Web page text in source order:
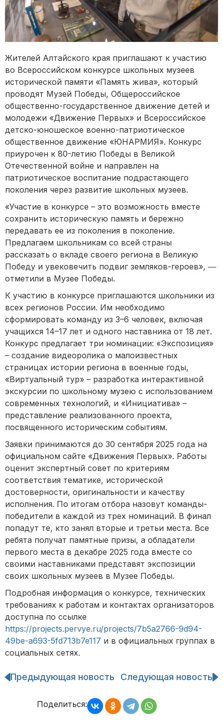
Жителей Алтайского края приглашают к участию
во Всероссийском конкурсе школьных музеев
исторической памяти «Память жива», который
проводят Музей Победы, Общероссийское
общественно-государственное движение детей и
молодежи «Движение Первых» и Всероссийское
детско-юношеское военно-патриотическое
общественное движение «ЮНАРМИЯ». Конкурс
приурочен к 80-летию Победы в Великой
Отечественной войне и направлен на
патриотическое воспитание подрастающего
поколения через развитие школьных музеев.
«Участие в конкурсе – это возможность вместе
сохранить историческую память и бережно
передавать ее из поколения в поколение.
Предлагаем школьникам со всей страны
рассказать о вкладе своего региона в Великую
Победу и увековечить подвиг земляков-героев», ―
отметили в Музее Победы.
К участию в конкурсе приглашаются школьники из
всех регионов России. Им необходимо
сформировать команду из 3–6 человек, включая
учащихся 14–17 лет и одного наставника от 18 лет.
Конкурс предлагает три номинации: «Экспозиция»
– создание видеоролика о малоизвестных
страницах истории региона в военные годы,
«Виртуальный тур» – разработка интерактивной
экскурсии по школьному музею с использованием
современных технологий, и «Инициатива» –
представление реализованного проекта,
посвященного историческим событиям.
Заявки принимаются до 30 сентября 2025 года на
официальном сайте «Движения Первых». Работы
оценит экспертный совет по критериям
соответствия тематике, исторической
достоверности, оригинальности и качеству
исполнения. По итогам отбора назовут команды-
победители в каждой из трех номинаций. В финал
попадут те, кто занял вторые и третьи места. Все
ребята получат памятные призы, а обладатели
первого места в декабре 2025 года вместе со
своими наставниками представят экспозиции
своих школьных музеев в Музее Победы.
Подробная информация о конкурсе, технических
требованиях к работам и контактах организаторов
доступна по ссылке
https://projects.pervye.ru/projects/7b5a2766-9d94-
49be-a693-5fd713b7e117 и в официальных группах в
социальных сетях.
Навигация
записям
Предыдующая новость Следующая новость
Поделиться: